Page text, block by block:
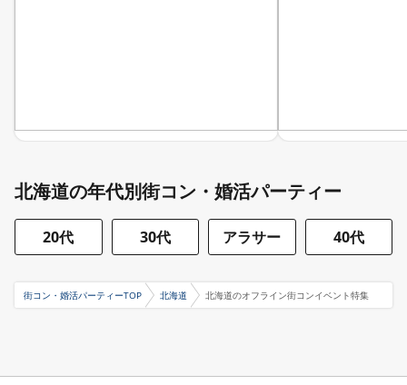
北海道の年代別街コン・婚活パーティー
20代 30代 アラサー 40代
街コン・婚活パーティーTOP 北海道 北海道のオフライン街コンイベント特集